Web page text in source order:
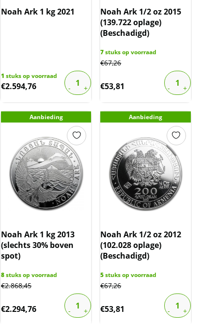
Noah Ark 1 kg 2021
1 stuks op voorraad
€2.594,76
Noah Ark 1/2 oz 2015
(139.722 oplage)
(Beschadigd)
7stuks op voorraad
€67,26
€53,81
Aanbieding
Noah Ark 1 kg 2013
(slechts 30% boven
spot)
8stuks op voorraad
€2.868,45
€2.294,76
Aanbieding
Noah Ark 1/2 oz 2012
(102.028 oplage)
(Beschadigd)
5stuks op voorraad
€67,26
€53,81